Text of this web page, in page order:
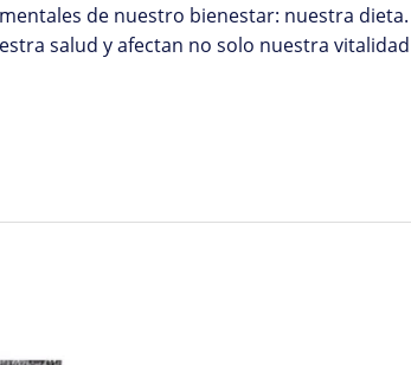
de nuestro bienestar: nuestra
salud y afectan no solo nuestra